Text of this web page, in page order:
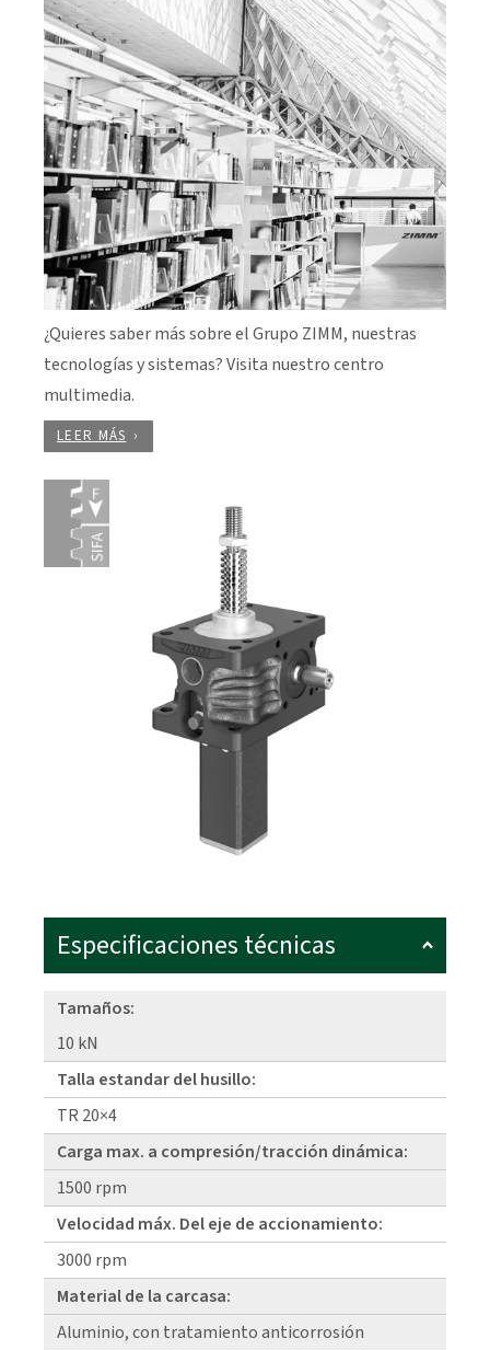
¿Quieres saber más sobre el Grupo ZIMM, nuestras
tecnologías y sistemas? Visita nuestro centro
multimedia.
LEER MÁS
Especificaciones técnicas
Tamaños:
10 kN
Talla estandar del husillo:
TR 20×4
Carga max. a compresión/tracción dinámica:
1500 rpm
Velocidad máx. Del eje de accionamiento:
3000 rpm
Material de la carcasa:
Aluminio, con tratamiento anticorrosión